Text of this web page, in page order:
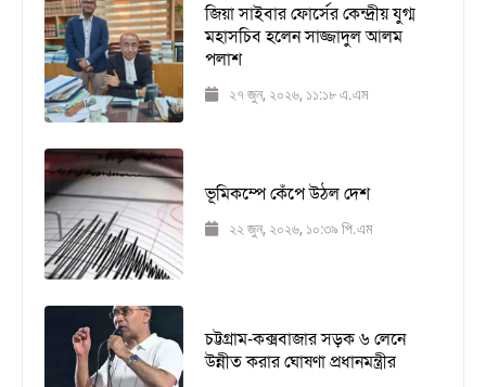
জিয়া সাইবার ফোর্সের কেন্দ্রীয় যুগ্ম
মহাসচিব হলেন সাজ্জাদুল আলম
পলাশ
২৭ জুন, ২০২৬, ১১:১৮ এ.এম
ভূমিকম্পে কেঁপে উঠল দেশ
২২ জুন, ২০২৬, ১০:৩৯ পি.এম
চট্টগ্রাম-কক্সবাজার সড়ক ৬ লেনে
উন্নীত করার ঘোষণা প্রধানমন্ত্রীর